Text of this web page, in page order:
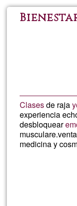
Clasesde raja
experiencia
desbloquear
medicina y